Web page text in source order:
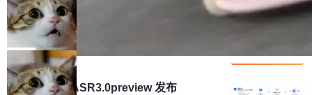
件之中，形成高度复杂的知识关联网络。传统的
代码检索手段（如关键词匹配、目录遍历）仅能
在语法层面完成文本定位，难以触及代码的语义
内涵与结构关联，导致开发者使用代码智能体在
理解大规模代码仓时面临显著"代码仓理解"瓶
服务器空间，删光了公司AI游戏部门的全部核心
数据。 王某2024年1月入职东城区某科技公司AI
短剧部门，有互联网大厂背景。在公司内部架构
调整期间，部门三次通知全员将数据从A集群迁
移到B集群，王某都回复了"收到"。 他没有迁移
数据。2024年9月3日下午4点，他使用此前登录
Cloudflare 分享推理优化实践：KV ca
che 量化 + 权重压缩，吞吐量提升 4
1%，成本降 30%
Kimi 和 GLM 是当前最强的大模型系列之一，但
它们有一个共同的问题：太吃显存了。月之暗面
的 Kimi K 系列和智谱的 GLM 都是长上下文、M
oE 架构的大模型，好用到让人上瘾，但 GPU 显
局
腾讯混元 Hy ASR3.0preview 发布